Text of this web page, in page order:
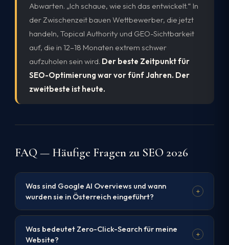
Abwarten. „Ich schaue, wie sich das entwickelt.“ In
der Zwischenzeit bauen Wettbewerber, die jetzt
handeln, Topical Authority und GEO-Sichtbarkeit
auf, die in 12–18 Monaten extrem schwer
aufzuholen sein wird. Der beste Zeitpunkt für
SEO-Optimierung war vor fünf Jahren. Der
zweitbeste ist heute.
FAQ — Häufige Fragen zu SEO 2026
Was sind Google AI Overviews und wann
wurden sie in Österreich eingeführt?
+
Was bedeutet Zero-Click-Search für meine
Website?
+